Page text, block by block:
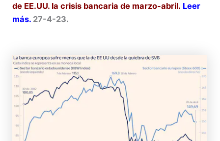
de EE.UU. la crisis bancaria de marzo-abril. Leer
más. 27-4-23.